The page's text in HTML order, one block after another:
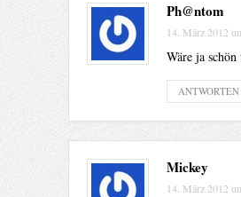
Ph@ntom
14. März 2012
Wäre ja
ANTWORTEN
Mickey
14. März 2012